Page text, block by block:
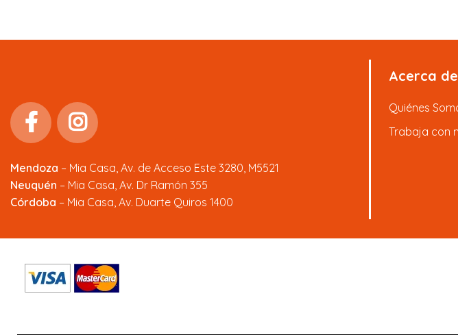
Mendoza – Mia Casa, Av. de Acceso Este 3280, M5521
Neuquén – Mia Casa, Av. Dr Ramón 355
Córdoba – Mia Casa, Av. Duarte Quiros 1400
Acerca
Quiénes
Trabaja con